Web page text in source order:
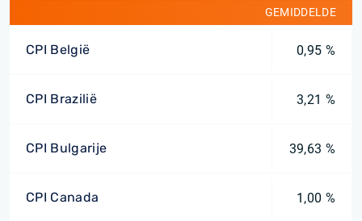
GEMIDDELDE
CPI België 0,95 %
CPI Brazilië 3,21 %
CPI Bulgarije 39,63 %
CPI Canada 1,00 %